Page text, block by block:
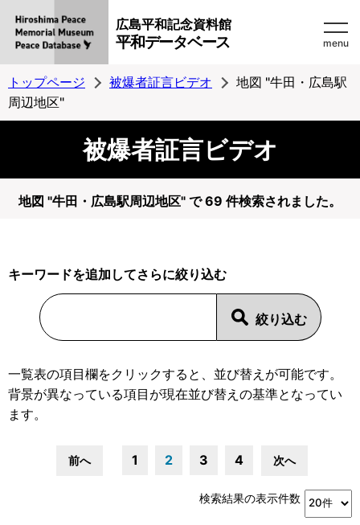
広島平和記念資料館
平和データベース menu
トップページ 被爆者証言ビデオ
地図 "牛田・広島駅
周辺地区"
被爆者証言ビデオ
地図 "牛田・広島駅周辺地区" で 69 件検索されました。
キーワードを追加してさらに絞り込む
一覧表の項目欄をクリックすると、並び替えが可能です。
背景が異なっている項目が現在並び替えの基準となってい
ます。
前へ 1 2 3 4 次へ
検索結果の表示件数